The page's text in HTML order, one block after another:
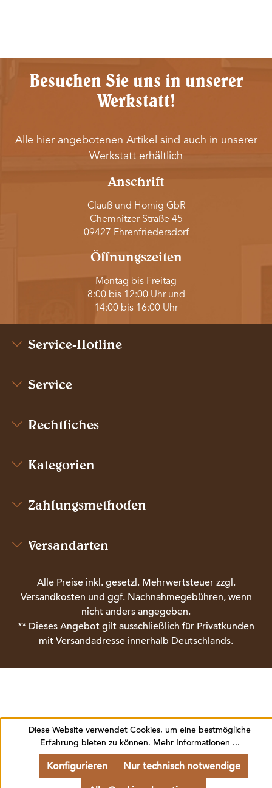
Besuchen Sie uns in unserer
Werkstatt!
Alle hier angebotenen Artikel sind auch in unserer
Werkstatt erhältlich
Anschrift
Clauß und Hornig GbR
Chemnitzer Straße 45
09427 Ehrenfriedersdorf
Öffnungszeiten
Montag bis Freitag
8:00 bis 12:00 Uhr und
14:00 bis 16:00 Uhr
Service-Hotline
Service
Rechtliches
Kategorien
Zahlungsmethoden
Versandarten
Alle Preise inkl. gesetzl. Mehrwertsteuer zzgl.
Versandkosten und ggf. Nachnahmegebühren, wenn
nicht anders angegeben.
** Dieses Angebot gilt ausschließlich für Privatkunden
mit Versandadresse innerhalb Deutschlands.
Diese Website verwendet Cookies, um eine bestmögliche
Erfahrung bieten zu können. Mehr Informationen ...
Nur technisch notwendige
Konfigurieren